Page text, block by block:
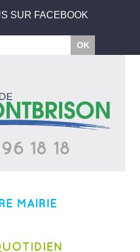
SUR FACEBOOK